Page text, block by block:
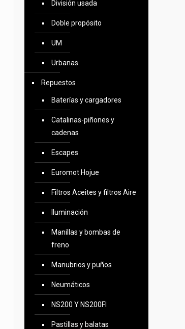
División usada
Doble propósito
UM
Urbanas
Repuestos
Baterías y cargadores
Catalinas-piñones y
cadenas
Escapes
Euromot Hojue
Filtros Aceites y filtros Aire
Iluminación
Manillas y bombas de
freno
Manubrios y puños
Neumáticos
NS200 Y NS200FI
Pastillas y balatas